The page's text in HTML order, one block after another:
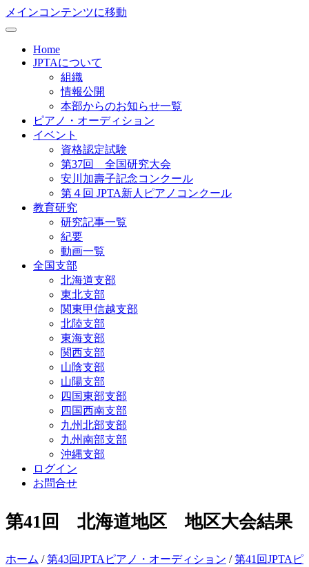
メインコンテンツに移動
Home
JPTAについて
組織
情報公開
本部からのお知らせ一覧
ピアノ・オーディション
イベント
資格認定試験
第37回 全国研究大会
安川加壽子記念コンクール
第４回 JPTA新人ピアノコンクール
教育研究
研究記事一覧
紀要
動画一覧
全国支部
北海道支部
東北支部
関東甲信越支部
北陸支部
東海支部
関西支部
山陰支部
山陽支部
四国東部支部
四国西南支部
九州北部支部
九州南部支部
沖縄支部
ログイン
お問合せ
第41回 北海道地区 地区大会結果
ホーム /第43回JPTAピアノ・オーディション /第41回JPTAピ